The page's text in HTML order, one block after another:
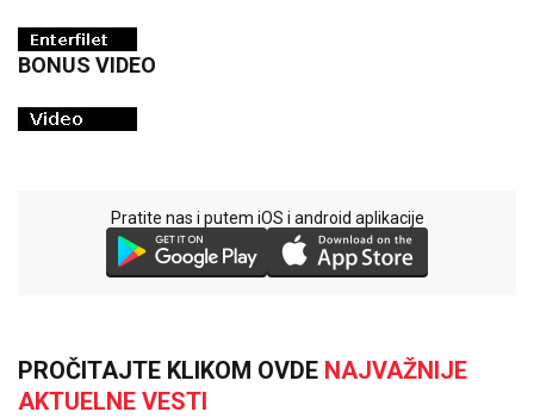
BONUS VIDEO
Pratite nas i putem iOS i android aplikacije
PROČITAJTE KLIKOM OVDE NAJVAŽNIJE
AKTUELNE VESTI